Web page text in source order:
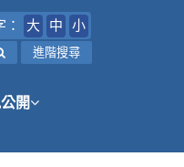
： 大 中
小
進階搜尋
開